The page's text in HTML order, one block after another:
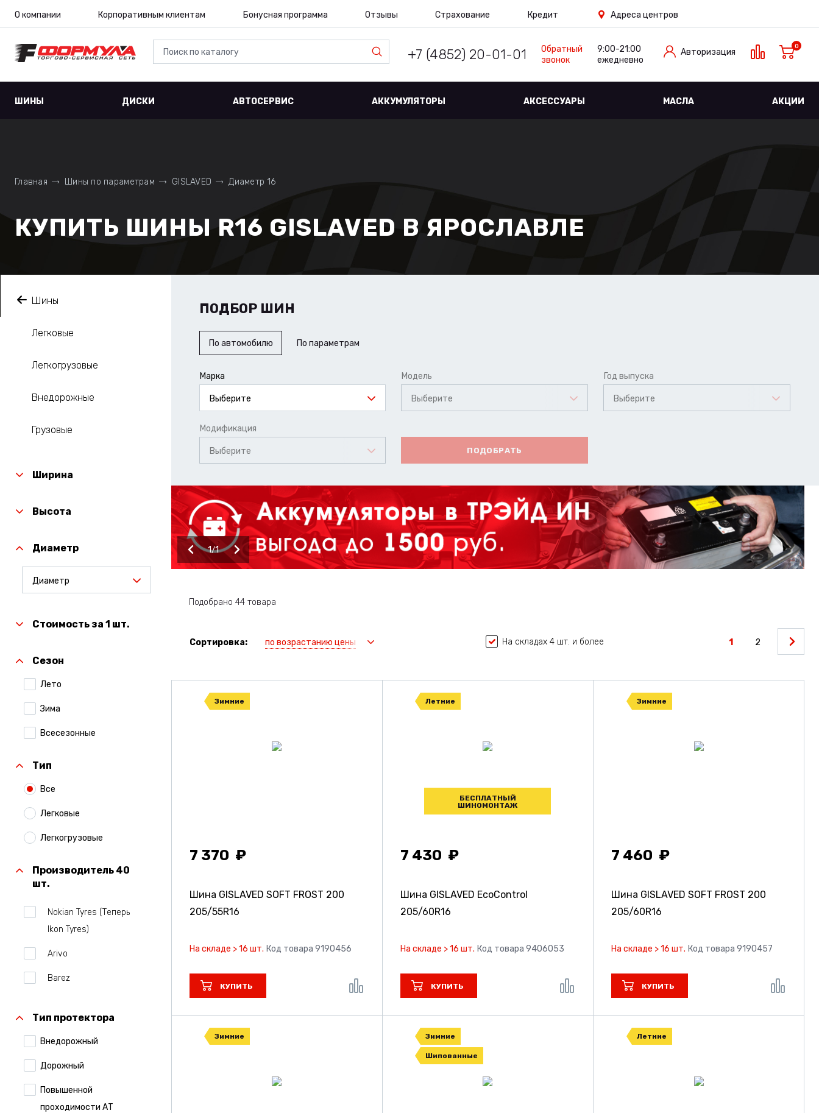
О компании Корпоративным клиентам Бонусная программа Отзывы Страхование Кредит Адреса центров
+7 (4852) 20-01-01
Обратный
звонок
9:00-21:00
ежедневно
Авторизация
0
ШИНЫ ДИСКИ АВТОСЕРВИС АККУМУЛЯТОРЫ АКСЕССУАРЫ МАСЛА АКЦИИ
Главная Шины по параметрам GISLAVED Диаметр 16
КУПИТЬ ШИНЫ R16 GISLAVED В ЯРОСЛАВЛЕ
Шины
Легковые
Легкогрузовые
Внедорожные
Грузовые
Ширина
Высота
Диаметр
Диаметр
Стоимость за 1 шт.
Сезон
Лето
Зима
Всесезонные
Тип
Все
Легковые
Легкогрузовые
Производитель 40
шт.
Nokian Tyres (Теперь
Ikon Tyres)
Arivo
Barez
Тип протектора
Внедорожный
Дорожный
Повышенной
проходимости АТ
ПОДБОР ШИН
По автомобилю По параметрам
Марка
Выберите
Модель
Выберите
Год выпуска
Выберите
Модификация
Выберите ПОДОБРАТЬ
1 1
Подобрано 44 товара
Сортировка: по возрастанию цены На складах 4 шт. и более 1 2
Зимние
7 370
Шина GISLAVED SOFT FROST 200
205/55R16
На складе > 16 шт. Код товара 9190456
КУПИТЬ
Летние
БЕСПЛАТНЫЙ
ШИНОМОНТАЖ
7 430
Шина GISLAVED EcoControl
205/60R16
На складе > 16 шт. Код товара 9406053
КУПИТЬ
Зимние
7 460
Шина GISLAVED SOFT FROST 200
205/60R16
На складе > 16 шт. Код товара 9190457
КУПИТЬ
Зимние Зимние
Шипованные
Летние